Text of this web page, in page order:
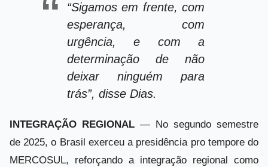
“Sigamos em frente, com
esperança, com
urgência, e com a
determinação de não
deixar ninguém para
trás”, disse Dias.
INTEGRAÇÃO REGIONAL — No segundo semestre
de 2025, o Brasil exerceu a presidência pro tempore do
MERCOSUL, reforçando a integração regional como